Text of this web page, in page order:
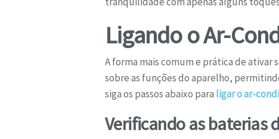
Ligando o Ar-
A forma mais comum e prática de ativar
sobre as funções do aparelho,
siga os passos abaixo para ligar o ar-
Verificando as baterias